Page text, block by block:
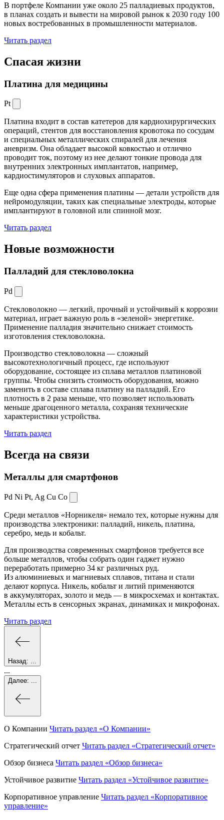
В портфеле Компании уже около 25 палладиевых продуктов,
в планах создать и вывести на мировой рынок к 2030 году 100
новых востребованных в промышленности материалов.
Читать раздел
Спасая жизни
Платина для медицины
Pt
Платина входит в состав катетеров для кардиохирургических
операций, стентов для восстановления кровотока по сосудам
и специальных металлических спиралей для лечения
аневризм. Она обладает высокой ковкостью и отлично
проводит ток, поэтому из нее делают тонкие провода для
внутренних электронных имплантатов, например,
кардиостимуляторов и слуховых аппаратов.
Еще одна сфера применения платины — детали устройств для
нейромодуляции, таких как специальные электроды, которые
имплантируют в головной или спинной мозг.
Читать раздел
Новые возможности
Палладий для стекловолокна
Pd
Стекловолокно — легкий, прочный и устойчивый к коррозии
материал, играет важную роль в «зеленой» энергетике.
Применение палладия значительно снижает стоимость
изготовления стекловолокна.
Производство стекловолокна — сложный
высокотехнологичный процесс, где используют
оборудование, состоящее из сплава металлов платиновой
группы. Чтобы снизить стоимость оборудования, можно
заменить в составе сплава платину на палладий. Его
плотность в 2 раза меньше, что позволяет использовать
меньше драгоценного металла, сохраняя технические
характеристики устройства.
Читать раздел
Всегда на связи
Металлы для смартфонов
Pd Ni Pt, Ag Cu Co
Среди металлов «Норникеля» немало тех, которые нужны для
производства электроники: палладий, никель, платина,
серебро, медь и кобальт.
Для производства современных смартфонов требуется все
больше металлов, чтобы собрать один гаджет нужно
переработать примерно 34 кг различных руд.
Из алюминиевых и магниевых сплавов, титана и стали
делают корпуса. Никель, кобальт и литий применяются
в аккумуляторах, золото и медь — в микросхемах и контактах.
Металлы есть в сенсорных экранах, динамиках и микрофонах.
Читать раздел
Назад:
...
Далее:
О Компании Читать раздел «О Компании»
Стратегический отчет Читать раздел «Стратегический отчет»
Обзор бизнеса Читать раздел «Обзор бизнеса»
Устойчивое развитие Читать раздел «Устойчивое развитие»
Корпоративное управление Читать раздел «Корпоративное
управление»